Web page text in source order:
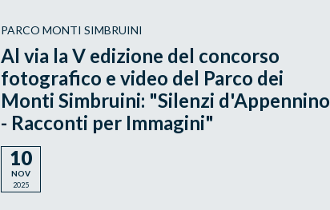
PARCO MONTI SIMBRUINI
Al via la V edizione del concorso
fotografico e video del Parco dei
Monti Simbruini: "Silenzi d'Appennino
- Racconti per Immagini"
10
NOV
2025